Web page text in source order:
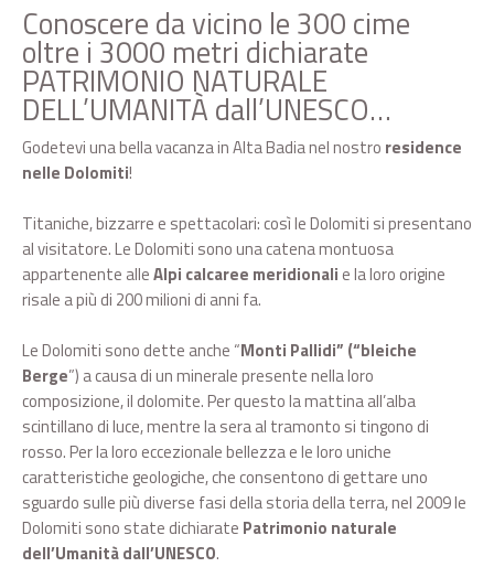
Conoscere da vicino le 300 cime
oltre i 3000 metri dichiarate
PATRIMONIO NATURALE
DELL’UMANITÀ dall’UNESCO…
Godetevi una bella vacanza in Alta Badia nel nostro residence
nelle Dolomiti!
Titaniche, bizzarre e spettacolari: così le Dolomiti si presentano
al visitatore. Le Dolomiti sono una catena montuosa
appartenente alleAlpi calcaree meridionali e la loro origine
risale a più di 200 milioni di anni fa.
Le Dolomiti sono dette anche “Monti Pallidi” (“bleiche
Berge”) a causa di un minerale presente nella loro
composizione, il dolomite. Per questo la mattina all’alba
scintillano di luce, mentre la sera al tramonto si tingono di
rosso. Per la loro eccezionale bellezza e le loro uniche
caratteristiche geologiche, che consentono di gettare uno
sguardo sulle più diverse fasi della storia della terra, nel 2009 le
Dolomiti sono state dichiarate Patrimonio naturale
dell’Umanità dall’UNESCO.